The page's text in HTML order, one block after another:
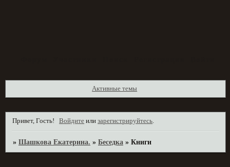
Активные темы
Привет, Гость! Войдите илизарегистрируйтесь.
»Шашкова Екатерина. »Беседка »Книги